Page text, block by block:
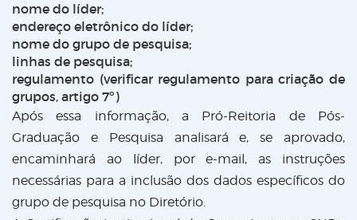
nome do líder;
endereço eletrônico do líder;
nome do grupo de pesquisa;
linhas de pesquisa;
regulamento (verificar regulamento para criação de
grupos, artigo 7º)
Após essa informação, a Pró-Reitoria de Pós-
Graduação e Pesquisa analisará e, se aprovado,
encaminhará ao líder, por e-mail, as instruções
necessárias para a inclusão dos dados específicos do
grupo de pesquisa no Diretório.